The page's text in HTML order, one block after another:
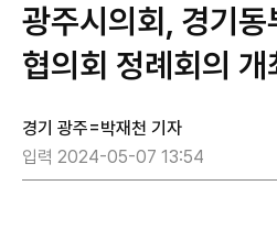
광주시의회, 경기
협의회 정례회의 개
경기 광주=박재천 기자
입력 2024-05-07 13:54